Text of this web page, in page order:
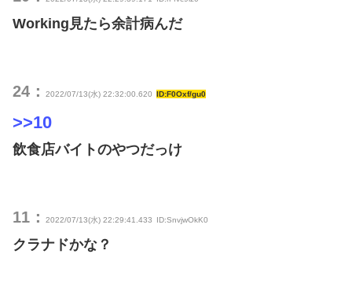
Working見たら余計病んだ
24： 2022/07/13(水) 22:32:00.620 ID:F0Oxf/gu0
>>10
飲食店バイトのやつだっけ
11： 2022/07/13(水) 22:29:41.433 ID:SnvjwOkK0
クラナドかな？